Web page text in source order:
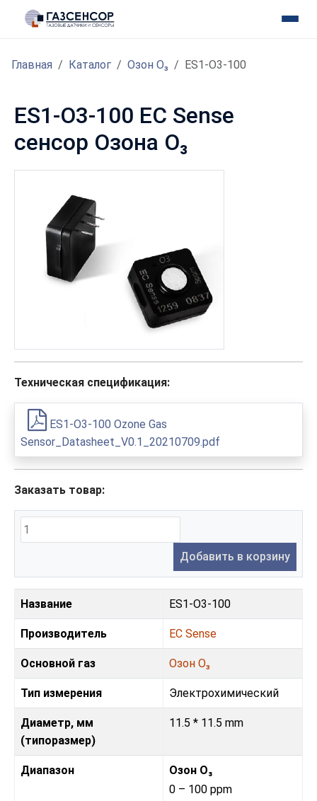
Главная Каталог Озон O₃ ES1-O3-100
ES1-O3-100 EC Sense
сенсор Озона O₃
Техническая спецификация:
ES1-O3-100 Ozone Gas
Sensor_Datasheet_V0.1_20210709.pdf
Заказать товар:
Добавить в корзину
Название ES1-O3-100
Производитель EC Sense
Основной газ Озон O₃
Тип измерения Электрохимический
Диаметр, мм
(типоразмер)
11.5 * 11.5 mm
Диапазон
Озон O₃
0 – 100 ppm